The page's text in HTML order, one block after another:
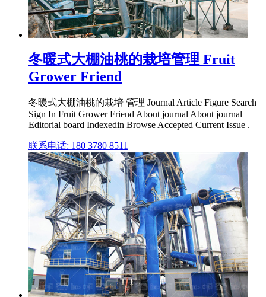
冬暖式大棚油桃的栽培管理 Fruit
Grower Friend
冬暖式大棚油桃的栽培 管理 Journal Article Figure Search
Sign In Fruit Grower Friend About journal About journal
Editorial board Indexedin Browse Accepted Current Issue .
联系电话: 180 3780 8511